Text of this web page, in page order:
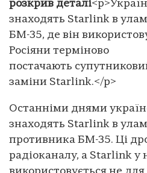
розкрив деталі
знаходять Starlink в
БМ-35, де він
Росіяни терміново
постачають
заміни Starlink.</p>
Останніми днями
знаходять Starlink в
противника БМ-35. Ці
радіоканалу, а Starlink у